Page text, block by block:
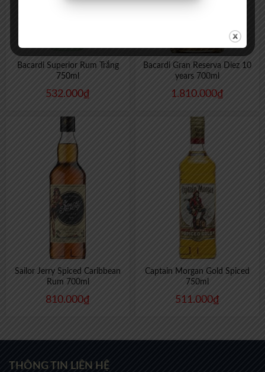
Bacardi Superior Rum Trắng
750ml
532.000₫
Bacardi Gran Reserva Diez 10
years 700ml
1.810.000₫
Sailor Jerry Spiced Caribbean
Rum 700ml
810.000₫
Captain Morgan Gold Spiced
750ml
511.000₫
THÔNG TIN LIÊN HỆ